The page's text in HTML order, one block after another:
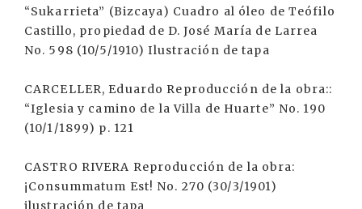
“Sukarrieta” (Bizcaya) Cuadro al óleo de Teófilo
Castillo, propiedad de D. José María de Larrea
No. 598 (10/5/1910) Ilustración de tapa
CARCELLER, Eduardo Reproducción de la obra::
“Iglesia y camino de la Villa de Huarte” No. 190
(10/1/1899) p. 121
CASTRO RIVERA Reproducción de la obra:
¡Consummatum Est! No. 270 (30/3/1901)
ilustración de tapa